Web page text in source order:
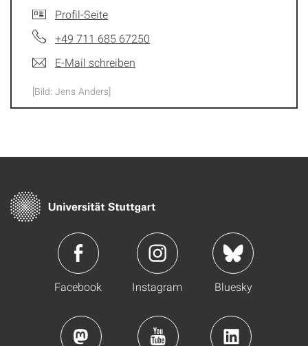
Profil-Seite
+49 711 685 67250
E-Mail schreiben
[Bild: Jens Anders]
Facebook Instagram Bluesky